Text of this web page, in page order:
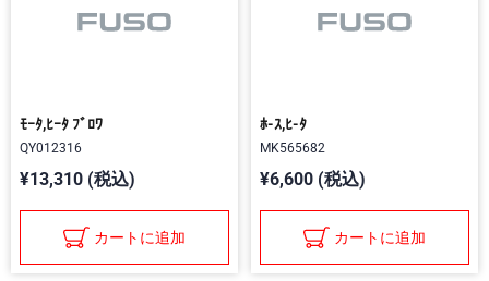
ﾓｰﾀ,ﾋｰﾀ ﾌﾞﾛﾜ
QY012316
¥13,310 (税込)
カートに追加
ﾎ-ｽ,ﾋ-ﾀ
MK565682
¥6,600 (税込)
カートに追加